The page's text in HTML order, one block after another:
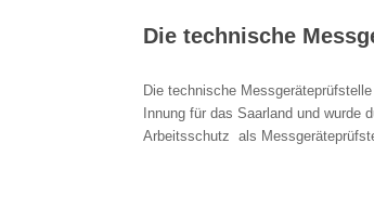
Die technische
Die technische
Innung für das Saarland und wurde
Arbeitsschutz als